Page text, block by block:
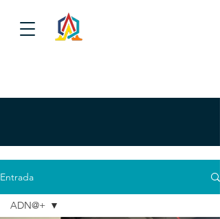
Entrada
ADN@+